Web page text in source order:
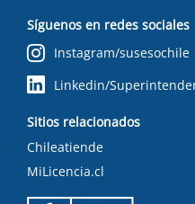
Síguenos en redes sociales
Instagram/susesochile
Linkedin/
Sitios relacionados
Chileatiende
MiLicencia.cl